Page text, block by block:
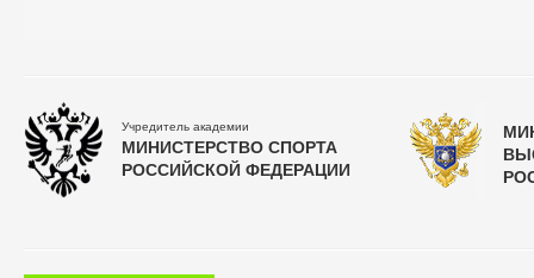
Учредитель академии
МИНИСТЕРСТВО СПОРТА
РОССИЙСКОЙ ФЕДЕРАЦИИ